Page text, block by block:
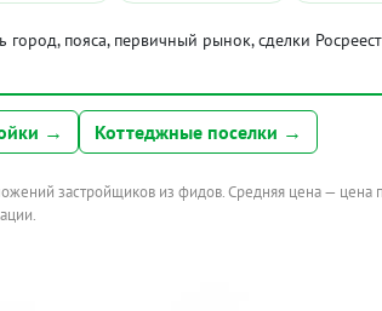
город, пояса, первичный рынок, сделки
→ Коттеджные поселки →
застройщиков из фидов. Средняя цена —